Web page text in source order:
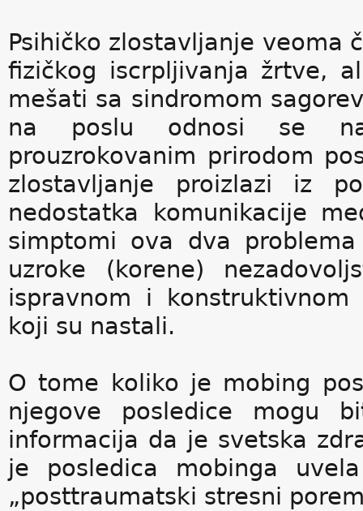
Psihičko zlostavljanje veoma
fizičkog iscrpljivanja žrtve,
mešati sa sindromom
na poslu odnosi se na
prouzrokovanim prirodom
zlostavljanje proizlazi iz
nedostatka komunikacije
simptomi ova dva
uzroke (korene)
ispravnom i
koji su nastali.
O tome koliko je mobing
njegove posledice mogu
informacija da je svetska
je posledica mobinga
„posttraumatski stresni